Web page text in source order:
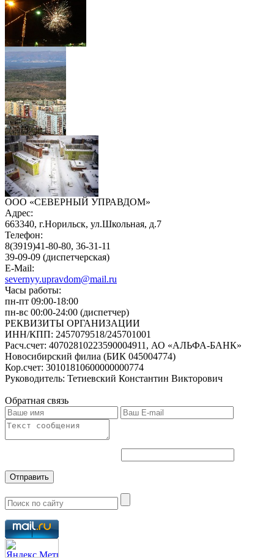
ООО «СЕВЕРНЫЙ УПРАВДОМ»
Адрес:
663340, г.Норильск, ул.Школьная, д.7
Телефон:
8(3919)41-80-80, 36-31-11
39-09-09 (диспетчерская)
E-Mail:
severnyy.upravdom@mail.ru
Часы работы:
пн-пт 09:00-18:00
пн-вс 00:00-24:00 (диспетчер)
РЕКВИЗИТЫ ОРГАНИЗАЦИИ
ИНН/КПП: 2457079518/245701001
Расч.счет: 40702810223590004911, АО «АЛЬФА-БАНК»
Новосибирский филиа (БИК 045004774)
Кор.счет: 30101810600000000774
Руководитель: Тетиевский Константин Викторович
Обратная связь
Отправить